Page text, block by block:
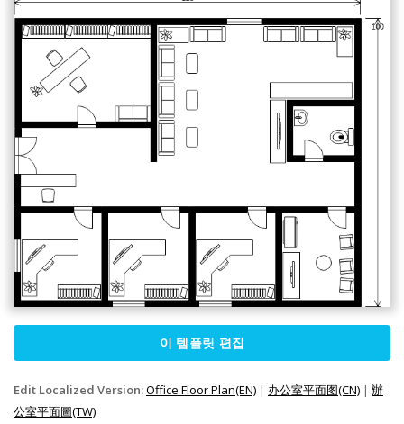
이 템플릿 편집
Edit Localized Version:Office Floor Plan(EN) | 办公室平面图(CN) | 辦
公室平面圖(TW)